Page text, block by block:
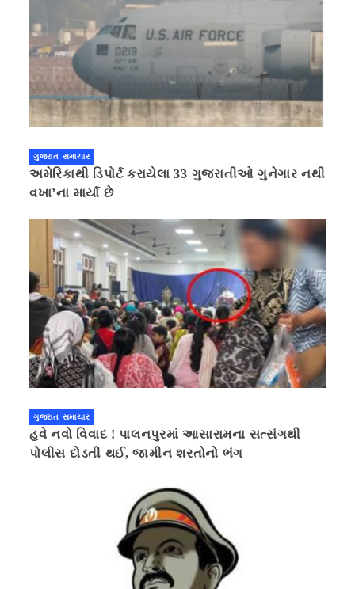
ગુજરાત સમાચાર
અમેરિકાથી ડિપોર્ટ કરાયેલા 33 ગુજરાતીઓ ગુનેગાર નથી
વખા’ના માર્યા છે
ગુજરાત સમાચાર
હવે નવો વિવાદ ! પાલનપુરમાં આસારામના સત્સંગથી
પોલીસ દોડતી થઈ, જામીન શરતોનો ભંગ